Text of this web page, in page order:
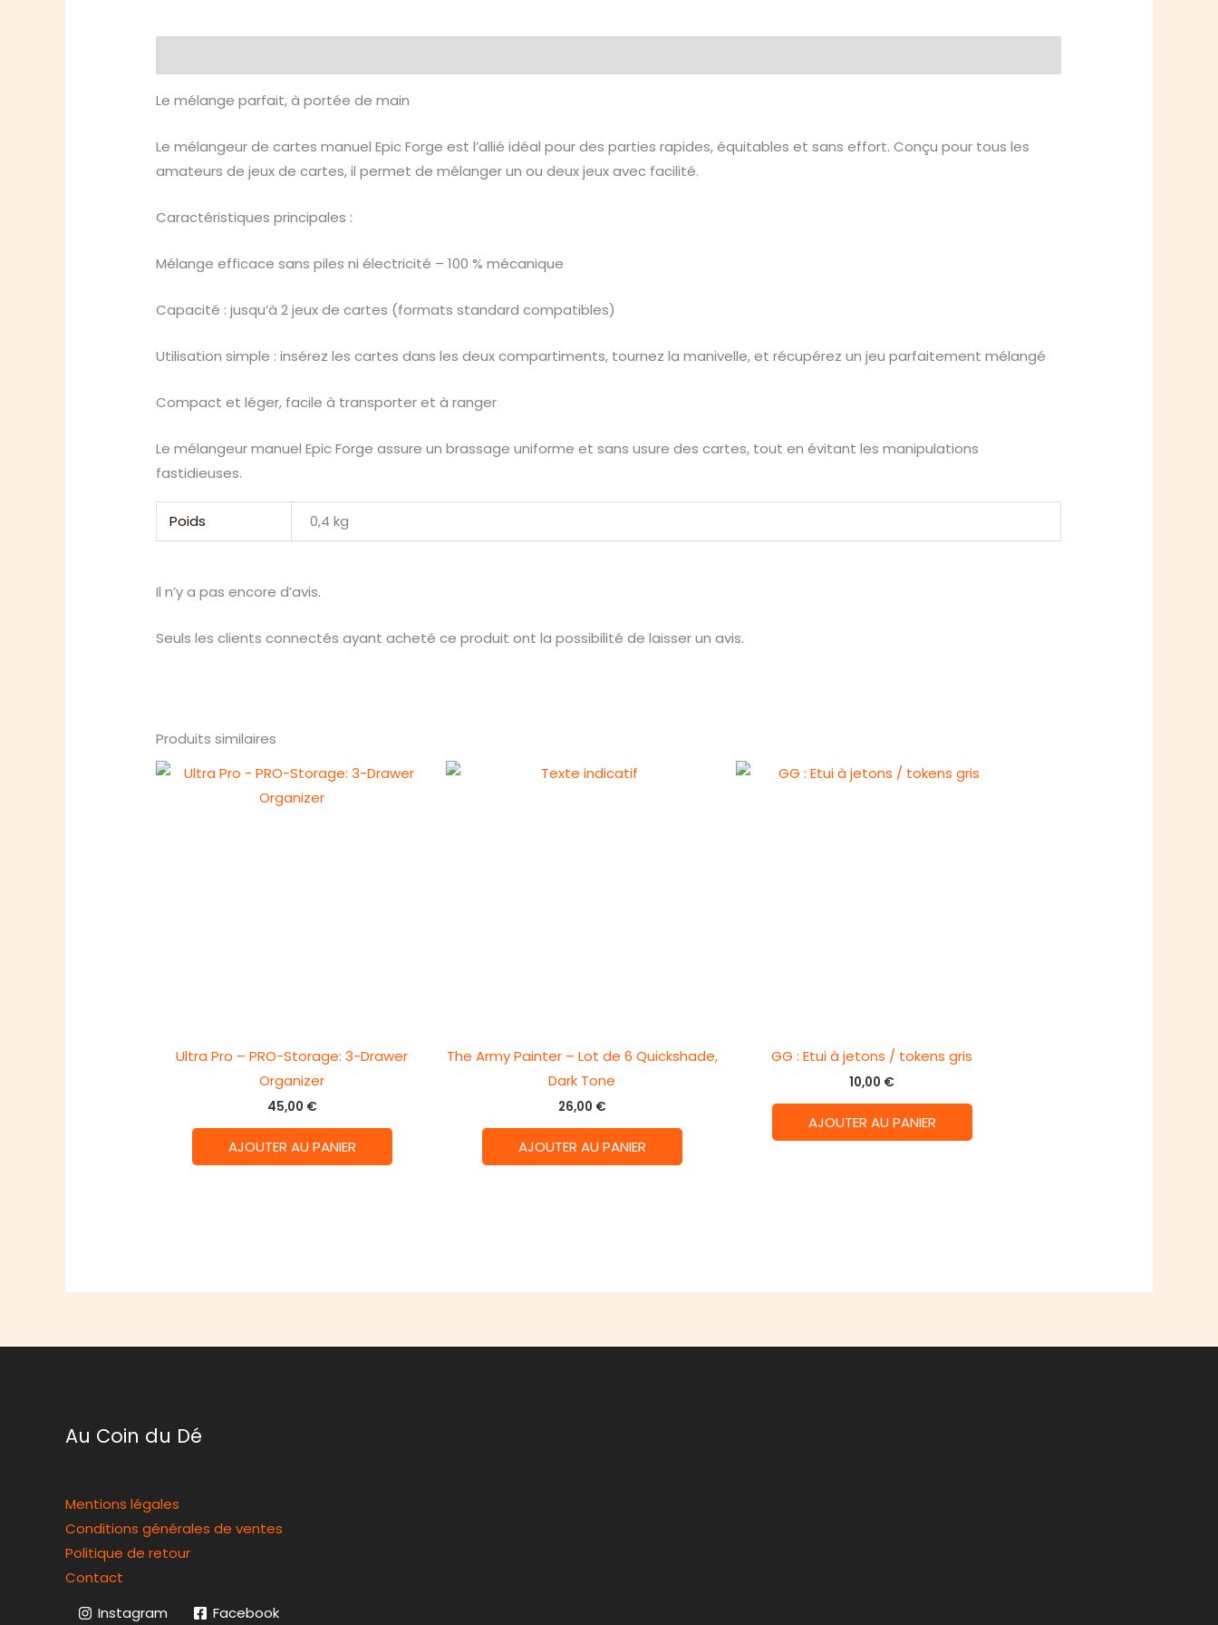
Le mélange parfait, à portée de main
Le mélangeur de cartes manuel Epic Forge est l’allié idéal pour des parties rapides, équitables et sans effort. Conçu pour tous les
amateurs de jeux de cartes, il permet de mélanger un ou deux jeux avec facilité.
Caractéristiques principales :
Mélange efficace sans piles ni électricité – 100 % mécanique
Capacité : jusqu’à 2 jeux de cartes (formats standard compatibles)
Utilisation simple : insérez les cartes dans les deux compartiments, tournez la manivelle, et récupérez un jeu parfaitement mélangé
Compact et léger, facile à transporter et à ranger
Le mélangeur manuel Epic Forge assure un brassage uniforme et sans usure des cartes, tout en évitant les manipulations
fastidieuses.
Poids 0,4 kg
Il n’y a pas encore d’avis.
Seuls les clients connectés ayant acheté ce produit ont la possibilité de laisser un avis.
Produits similaires
Ultra Pro – PRO-Storage: 3-Drawer
Organizer
45,00 €
AJOUTER AU PANIER
The Army Painter – Lot de 6 Quickshade,
Dark Tone
26,00 €
AJOUTER AU PANIER
GG : Etui à jetons / tokens gris
10,00 €
AJOUTER AU PANIER
Au Coin du Dé
Mentions légales
Conditions générales de ventes
Politique de retour
Contact
Instagram
Facebook